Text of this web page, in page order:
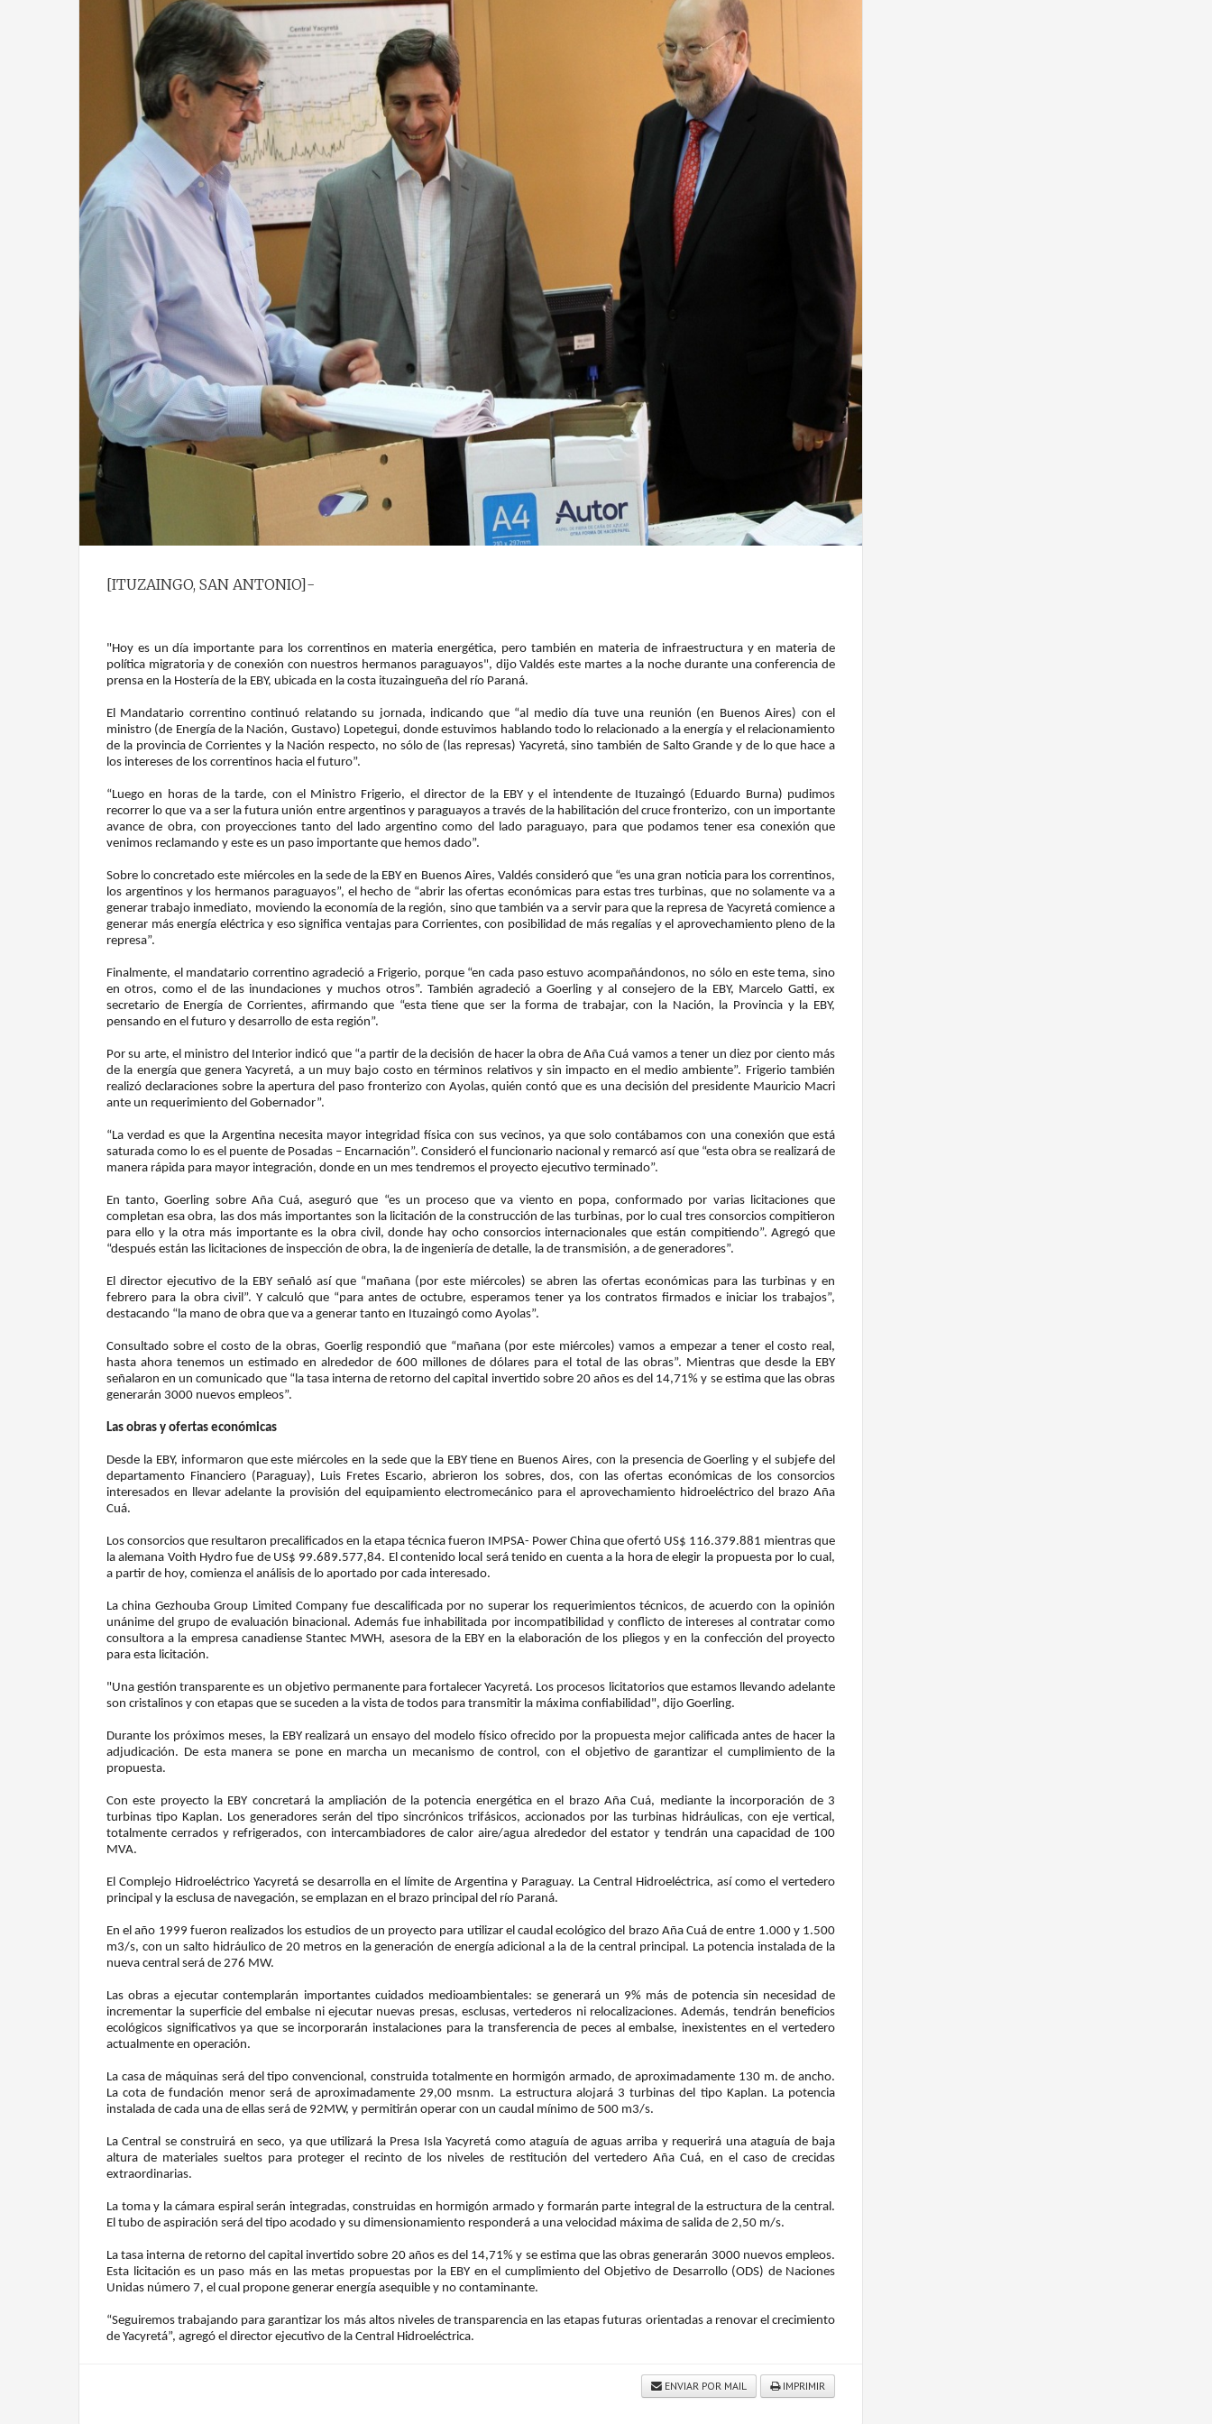
[ITUZAINGO, SAN ANTONIO]-
"Hoy es un día importante para los correntinos en materia energética, pero también en materia de infraestructura y en materia de
política migratoria y de conexión con nuestros hermanos paraguayos", dijo Valdés este martes a la noche durante una conferencia de
prensa en la Hostería de la EBY, ubicada en la costa ituzaingueña del río Paraná.
El Mandatario correntino continuó relatando su jornada, indicando que “al medio día tuve una reunión (en Buenos Aires) con el
ministro (de Energía de la Nación, Gustavo) Lopetegui, donde estuvimos hablando todo lo relacionado a la energía y el relacionamiento
de la provincia de Corrientes y la Nación respecto, no sólo de (las represas) Yacyretá, sino también de Salto Grande y de lo que hace a
los intereses de los correntinos hacia el futuro”.
“Luego en horas de la tarde, con el Ministro Frigerio, el director de la EBY y el intendente de Ituzaingó (Eduardo Burna) pudimos
recorrer lo que va a ser la futura unión entre argentinos y paraguayos a través de la habilitación del cruce fronterizo, con un importante
avance de obra, con proyecciones tanto del lado argentino como del lado paraguayo, para que podamos tener esa conexión que
venimos reclamando y este es un paso importante que hemos dado”.
Sobre lo concretado este miércoles en la sede de la EBY en Buenos Aires, Valdés consideró que “es una gran noticia para los correntinos,
los argentinos y los hermanos paraguayos”, el hecho de “abrir las ofertas económicas para estas tres turbinas, que no solamente va a
generar trabajo inmediato, moviendo la economía de la región, sino que también va a servir para que la represa de Yacyretá comience a
generar más energía eléctrica y eso significa ventajas para Corrientes, con posibilidad de más regalías y el aprovechamiento pleno de la
represa”.
Finalmente, el mandatario correntino agradeció a Frigerio, porque “en cada paso estuvo acompañándonos, no sólo en este tema, sino
en otros, como el de las inundaciones y muchos otros”. También agradeció a Goerling y al consejero de la EBY, Marcelo Gatti, ex
secretario de Energía de Corrientes, afirmando que “esta tiene que ser la forma de trabajar, con la Nación, la Provincia y la EBY,
pensando en el futuro y desarrollo de esta región”.
Por su arte, el ministro del Interior indicó que “a partir de la decisión de hacer la obra de Aña Cuá vamos a tener un diez por ciento más
de la energía que genera Yacyretá, a un muy bajo costo en términos relativos y sin impacto en el medio ambiente”. Frigerio también
realizó declaraciones sobre la apertura del paso fronterizo con Ayolas, quién contó que es una decisión del presidente Mauricio Macri
ante un requerimiento del Gobernador”.
“La verdad es que la Argentina necesita mayor integridad física con sus vecinos, ya que solo contábamos con una conexión que está
saturada como lo es el puente de Posadas – Encarnación”. Consideró el funcionario nacional y remarcó así que “esta obra se realizará de
manera rápida para mayor integración, donde en un mes tendremos el proyecto ejecutivo terminado”.
En tanto, Goerling sobre Aña Cuá, aseguró que “es un proceso que va viento en popa, conformado por varias licitaciones que
completan esa obra, las dos más importantes son la licitación de la construcción de las turbinas, por lo cual tres consorcios compitieron
para ello y la otra más importante es la obra civil, donde hay ocho consorcios internacionales que están compitiendo”. Agregó que
“después están las licitaciones de inspección de obra, la de ingeniería de detalle, la de transmisión, a de generadores”.
El director ejecutivo de la EBY señaló así que “mañana (por este miércoles) se abren las ofertas económicas para las turbinas y en
febrero para la obra civil”. Y calculó que “para antes de octubre, esperamos tener ya los contratos firmados e iniciar los trabajos”,
destacando “la mano de obra que va a generar tanto en Ituzaingó como Ayolas”.
Consultado sobre el costo de la obras, Goerlig respondió que “mañana (por este miércoles) vamos a empezar a tener el costo real,
hasta ahora tenemos un estimado en alrededor de 600 millones de dólares para el total de las obras”. Mientras que desde la EBY
señalaron en un comunicado que “la tasa interna de retorno del capital invertido sobre 20 años es del 14,71% y se estima que las obras
generarán 3000 nuevos empleos”.
Las obras y ofertas económicas
Desde la EBY, informaron que este miércoles en la sede que la EBY tiene en Buenos Aires, con la presencia de Goerling y el subjefe del
departamento Financiero (Paraguay), Luis Fretes Escario, abrieron los sobres, dos, con las ofertas económicas de los consorcios
interesados en llevar adelante la provisión del equipamiento electromecánico para el aprovechamiento hidroeléctrico del brazo Aña
Cuá.
Los consorcios que resultaron precalificados en la etapa técnica fueron IMPSA- Power China que ofertó US$ 116.379.881 mientras que
la alemana Voith Hydro fue de US$ 99.689.577,84. El contenido local será tenido en cuenta a la hora de elegir la propuesta por lo cual,
a partir de hoy, comienza el análisis de lo aportado por cada interesado.
La china Gezhouba Group Limited Company fue descalificada por no superar los requerimientos técnicos, de acuerdo con la opinión
unánime del grupo de evaluación binacional. Además fue inhabilitada por incompatibilidad y conflicto de intereses al contratar como
consultora a la empresa canadiense Stantec MWH, asesora de la EBY en la elaboración de los pliegos y en la confección del proyecto
para esta licitación.
"Una gestión transparente es un objetivo permanente para fortalecer Yacyretá. Los procesos licitatorios que estamos llevando adelante
son cristalinos y con etapas que se suceden a la vista de todos para transmitir la máxima confiabilidad", dijo Goerling.
Durante los próximos meses, la EBY realizará un ensayo del modelo físico ofrecido por la propuesta mejor calificada antes de hacer la
adjudicación. De esta manera se pone en marcha un mecanismo de control, con el objetivo de garantizar el cumplimiento de la
propuesta.
Con este proyecto la EBY concretará la ampliación de la potencia energética en el brazo Aña Cuá, mediante la incorporación de 3
turbinas tipo Kaplan. Los generadores serán del tipo sincrónicos trifásicos, accionados por las turbinas hidráulicas, con eje vertical,
totalmente cerrados y refrigerados, con intercambiadores de calor aire/agua alrededor del estator y tendrán una capacidad de 100
MVA.
El Complejo Hidroeléctrico Yacyretá se desarrolla en el límite de Argentina y Paraguay. La Central Hidroeléctrica, así como el vertedero
principal y la esclusa de navegación, se emplazan en el brazo principal del río Paraná.
En el año 1999 fueron realizados los estudios de un proyecto para utilizar el caudal ecológico del brazo Aña Cuá de entre 1.000 y 1.500
m3/s, con un salto hidráulico de 20 metros en la generación de energía adicional a la de la central principal. La potencia instalada de la
nueva central será de 276 MW.
Las obras a ejecutar contemplarán importantes cuidados medioambientales: se generará un 9% más de potencia sin necesidad de
incrementar la superficie del embalse ni ejecutar nuevas presas, esclusas, vertederos ni relocalizaciones. Además, tendrán beneficios
ecológicos significativos ya que se incorporarán instalaciones para la transferencia de peces al embalse, inexistentes en el vertedero
actualmente en operación.
La casa de máquinas será del tipo convencional, construida totalmente en hormigón armado, de aproximadamente 130 m. de ancho.
La cota de fundación menor será de aproximadamente 29,00 msnm. La estructura alojará 3 turbinas del tipo Kaplan. La potencia
instalada de cada una de ellas será de 92MW, y permitirán operar con un caudal mínimo de 500 m3/s.
La Central se construirá en seco, ya que utilizará la Presa Isla Yacyretá como ataguía de aguas arriba y requerirá una ataguía de baja
altura de materiales sueltos para proteger el recinto de los niveles de restitución del vertedero Aña Cuá, en el caso de crecidas
extraordinarias.
La toma y la cámara espiral serán integradas, construidas en hormigón armado y formarán parte integral de la estructura de la central.
El tubo de aspiración será del tipo acodado y su dimensionamiento responderá a una velocidad máxima de salida de 2,50 m/s.
La tasa interna de retorno del capital invertido sobre 20 años es del 14,71% y se estima que las obras generarán 3000 nuevos empleos.
Esta licitación es un paso más en las metas propuestas por la EBY en el cumplimiento del Objetivo de Desarrollo (ODS) de Naciones
Unidas número 7, el cual propone generar energía asequible y no contaminante.
“Seguiremos trabajando para garantizar los más altos niveles de transparencia en las etapas futuras orientadas a renovar el crecimiento
de Yacyretá”, agregó el director ejecutivo de la Central Hidroeléctrica.
ENVIAR POR MAIL IMPRIMIR